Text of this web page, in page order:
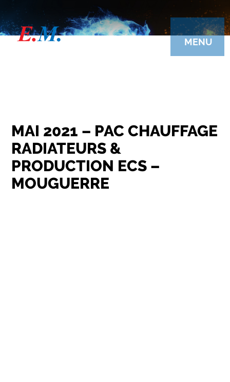
au
contenu
principal
MENU
MAI 2021 – PAC CHAUFFAGE
RADIATEURS &
PRODUCTION ECS –
MOUGUERRE